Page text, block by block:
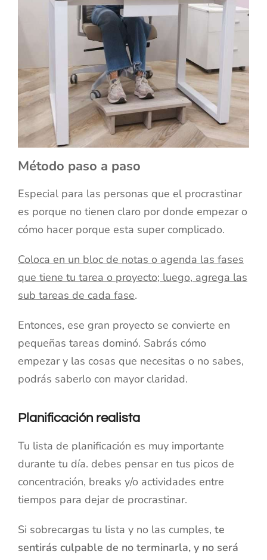
Método paso a paso
Especial para las personas que el procrastinar
es porque no tienen claro por donde empezar o
cómo hacer porque esta super complicado.
Coloca en un bloc de notas o agenda las fases
que tiene tu tarea o proyecto; luego, agrega las
sub tareas de cada fase.
Entonces, ese gran proyecto se convierte en
pequeñas tareas dominó. Sabrás cómo
empezar y las cosas que necesitas o no sabes,
podrás saberlo con mayor claridad.
Planificación realista
Tu lista de planificación es muy importante
durante tu día. debes pensar en tus picos de
concentración, breaks y/o actividades entre
tiempos para dejar de procrastinar.
Si sobrecargas tu lista y no las cumples, te
sentirás culpable de no terminarla, y no será